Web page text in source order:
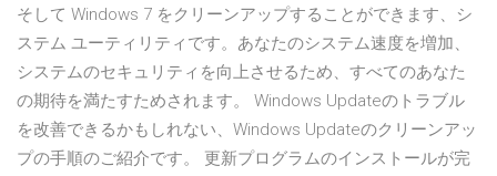
そして Windows 7 をクリーンアップすることができます、シ
ステム ユーティリティです。あなたのシステム速度を増加、
システムのセキュリティを向上させるため、すべてのあなた
の期待を満たすためされます。 Windows Updateのトラブル
を改善できるかもしれない、Windows Updateのクリーンアッ
プの手順のご紹介です。 更新プログラムのインストールが完